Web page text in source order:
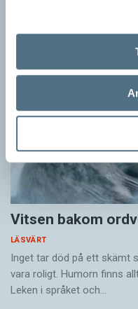
Vitsen bakom
LÄSVÄRT
Inget tar död på ett skämt
vara roligt. Humorn finns
Leken i språket och…